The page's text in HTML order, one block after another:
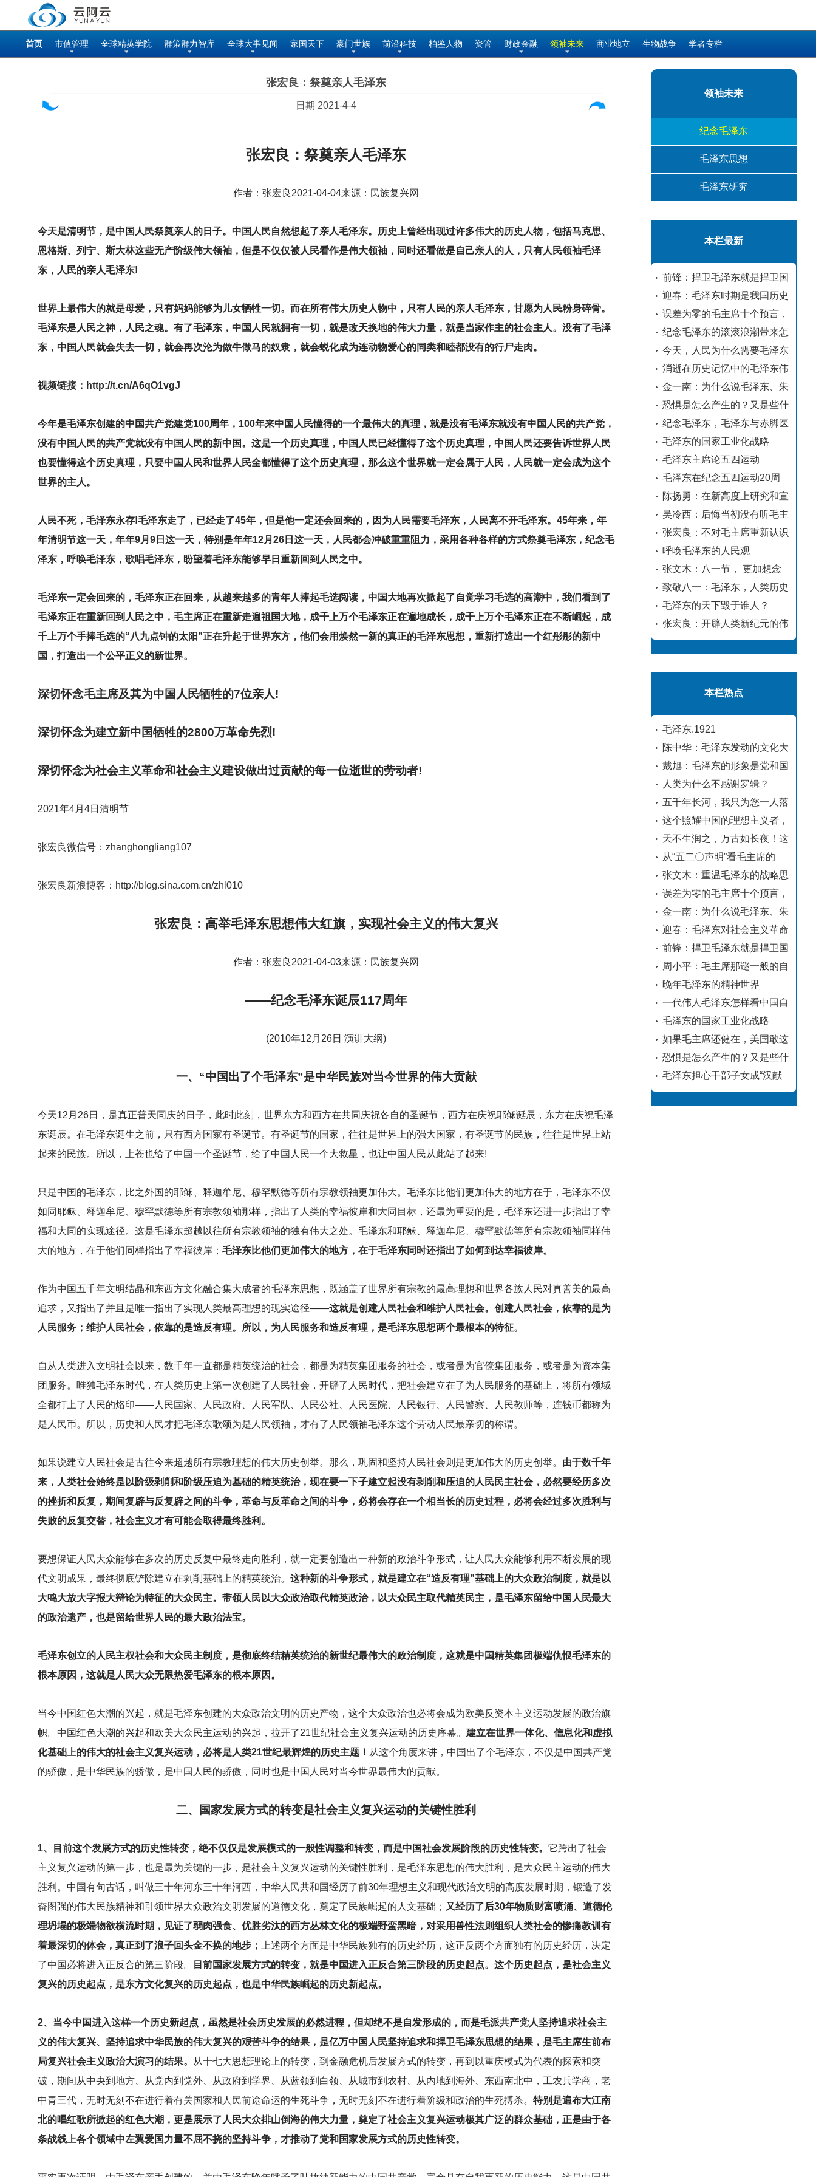
首页 市值管理 全球精英学院 群策群力智库 全球大事见闻 家国天下 豪门世族 前沿科技 柏鉴人物 资管 财政金融 领袖未来 商业地立 生物战争 学者专栏
张宏良：祭奠亲人毛泽东
日期 2021-4-4
张宏良：祭奠亲人毛泽东
作者：张宏良2021-04-04来源：民族复兴网
今天是清明节，是中国人民祭奠亲人的日子。中国人民自然想起了亲人毛泽东。历史上曾经出现过许多伟大的历史人物，包括马克思、
恩格斯、列宁、斯大林这些无产阶级伟大领袖，但是不仅仅被人民看作是伟大领袖，同时还看做是自己亲人的人，只有人民领袖毛泽
东，人民的亲人毛泽东!
世界上最伟大的就是母爱，只有妈妈能够为儿女牺牲一切。而在所有伟大历史人物中，只有人民的亲人毛泽东，甘愿为人民粉身碎骨。
毛泽东是人民之神，人民之魂。有了毛泽东，中国人民就拥有一切，就是改天换地的伟大力量，就是当家作主的社会主人。没有了毛泽
东，中国人民就会失去一切，就会再次沦为做牛做马的奴隶，就会蜕化成为连动物爱心的同类和睦都没有的行尸走肉。
视频链接：http://t.cn/A6qO1vgJ
今年是毛泽东创建的中国共产党建党100周年，100年来中国人民懂得的一个最伟大的真理，就是没有毛泽东就没有中国人民的共产党，
没有中国人民的共产党就没有中国人民的新中国。这是一个历史真理，中国人民已经懂得了这个历史真理，中国人民还要告诉世界人民
也要懂得这个历史真理，只要中国人民和世界人民全都懂得了这个历史真理，那么这个世界就一定会属于人民，人民就一定会成为这个
世界的主人。
人民不死，毛泽东永存!毛泽东走了，已经走了45年，但是他一定还会回来的，因为人民需要毛泽东，人民离不开毛泽东。45年来，年
年清明节这一天，年年9月9日这一天，特别是年年12月26日这一天，人民都会冲破重重阻力，采用各种各样的方式祭奠毛泽东，纪念毛
泽东，呼唤毛泽东，歌唱毛泽东，盼望着毛泽东能够早日重新回到人民之中。
毛泽东一定会回来的，毛泽东正在回来，从越来越多的青年人捧起毛选阅读，中国大地再次掀起了自觉学习毛选的高潮中，我们看到了
毛泽东正在重新回到人民之中，毛主席正在重新走遍祖国大地，成千上万个毛泽东正在遍地成长，成千上万个毛泽东正在不断崛起，成
千上万个手捧毛选的“八九点钟的太阳”正在升起于世界东方，他们会用焕然一新的真正的毛泽东思想，重新打造出一个红彤彤的新中
国，打造出一个公平正义的新世界。
深切怀念毛主席及其为中国人民牺牲的7位亲人!
深切怀念为建立新中国牺牲的2800万革命先烈!
深切怀念为社会主义革命和社会主义建设做出过贡献的每一位逝世的劳动者!
2021年4月4日清明节
张宏良微信号：zhanghongliang107
张宏良新浪博客： http://blog.sina.com.cn/zhl010
张宏良：高举毛泽东思想伟大红旗，实现社会主义的伟大复兴
作者：张宏良2021-04-03来源：民族复兴网
——纪念毛泽东诞辰117周年
(2010年12月26日 演讲大纲)
一、“中国出了个毛泽东”是中华民族对当今世界的伟大贡献
今天12月26日，是真正普天同庆的日子，此时此刻，世界东方和西方在共同庆祝各自的圣诞节，西方在庆祝耶稣诞辰，东方在庆祝毛泽
东诞辰。在毛泽东诞生之前，只有西方国家有圣诞节。有圣诞节的国家，往往是世界上的强大国家，有圣诞节的民族，往往是世界上站
起来的民族。所以，上苍也给了中国一个圣诞节，给了中国人民一个大救星，也让中国人民从此站了起来!
只是中国的毛泽东，比之外国的耶稣、释迦牟尼、穆罕默德等所有宗教领袖更加伟大。毛泽东比他们更加伟大的地方在于，毛泽东不仅
如同耶稣、释迦牟尼、穆罕默德等所有宗教领袖那样，指出了人类的幸福彼岸和大同目标，还最为重要的是，毛泽东还进一步指出了幸
福和大同的实现途径。这是毛泽东超越以往所有宗教领袖的独有伟大之处。毛泽东和耶稣、释迦牟尼、穆罕默德等所有宗教领袖同样伟
大的地方，在于他们同样指出了幸福彼岸； 毛泽东比他们更加伟大的地方，在于毛泽东同时还指出了如何到达幸福彼岸。
作为中国五千年文明结晶和东西方文化融合集大成者的毛泽东思想，既涵盖了世界所有宗教的最高理想和世界各族人民对真善美的最高
追求，又指出了并且是唯一指出了实现人类最高理想的现实途径——这就是创建人民社会和维护人民社会。创建人民社会，依靠的是为
人民服务；维护人民社会，依靠的是造反有理。所以，为人民服务和造反有理，是毛泽东思想两个最根本的特征。
自从人类进入文明社会以来，数千年一直都是精英统治的社会，都是为精英集团服务的社会，或者是为官僚集团服务，或者是为资本集
团服务。唯独毛泽东时代，在人类历史上第一次创建了人民社会，开辟了人民时代，把社会建立在了为人民服务的基础上，将所有领域
全都打上了人民的烙印——人民国家、人民政府、人民军队、人民公社、人民医院、人民银行、人民警察、人民教师等，连钱币都称为
是人民币。所以，历史和人民才把毛泽东歌颂为是人民领袖，才有了人民领袖毛泽东这个劳动人民最亲切的称谓。
如果说建立人民社会是古往今来超越所有宗教理想的伟大历史创举。那么，巩固和坚持人民社会则是更加伟大的历史创举。 由于数千年
来，人类社会始终是以阶级剥削和阶级压迫为基础的精英统治，现在要一下子建立起没有剥削和压迫的人民民主社会，必然要经历多次
的挫折和反复，期间复辟与反复辟之间的斗争，革命与反革命之间的斗争，必将会存在一个相当长的历史过程，必将会经过多次胜利与
失败的反复交替，社会主义才有可能会取得最终胜利。
要想保证人民大众能够在多次的历史反复中最终走向胜利，就一定要创造出一种新的政治斗争形式，让人民大众能够利用不断发展的现
代文明成果，最终彻底铲除建立在剥削基础上的精英统治。 这种新的斗争形式，就是建立在“造反有理”基础上的大众政治制度，就是以
大鸣大放大字报大辩论为特征的大众民主。带领人民以大众政治取代精英政治，以大众民主取代精英民主，是毛泽东留给中国人民最大
的政治遗产，也是留给世界人民的最大政治法宝。
毛泽东创立的人民主权社会和大众民主制度，是彻底终结精英统治的新世纪最伟大的政治制度，这就是中国精英集团极端仇恨毛泽东的
根本原因，这就是人民大众无限热爱毛泽东的根本原因。
当今中国红色大潮的兴起，就是毛泽东创建的大众政治文明的历史产物，这个大众政治也必将会成为欧美反资本主义运动发展的政治旗
帜。中国红色大潮的兴起和欧美大众民主运动的兴起，拉开了21世纪社会主义复兴运动的历史序幕。 建立在世界一体化、信息化和虚拟
化基础上的伟大的社会主义复兴运动，必将是人类21世纪最辉煌的历史主题！ 从这个角度来讲，中国出了个毛泽东，不仅是中国共产党
的骄傲，是中华民族的骄傲，是中国人民的骄傲，同时也是中国人民对当今世界最伟大的贡献。
二、国家发展方式的转变是社会主义复兴运动的关键性胜利
1、目前这个发展方式的历史性转变，绝不仅仅是发展模式的一般性调整和转变，而是中国社会发展阶段的历史性转变。 它跨出了社会
主义复兴运动的第一步，也是最为关键的一步，是社会主义复兴运动的关键性胜利，是毛泽东思想的伟大胜利，是大众民主运动的伟大
胜利。中国有句古话，叫做三十年河东三十年河西，中华人民共和国经历了前30年理想主义和现代政治文明的高度发展时期，锻造了发
奋图强的伟大民族精神和引领世界大众政治文明发展的道德文化，奠定了民族崛起的人文基础； 又经历了后30年物质财富喷涌、道德伦
理坍塌的极端物欲横流时期，见证了弱肉强食、优胜劣汰的西方丛林文化的极端野蛮黑暗，对采用兽性法则组织人类社会的惨痛教训有
着最深切的体会，真正到了浪子回头金不换的地步；
上述两个方面是中华民族独有的历史经历，这正反两个方面独有的历史经历，决定
了中国必将进入正反合的第三阶段。
目前国家发展方式的转变，就是中国进入正反合第三阶段的历史起点。这个历史起点，是社会主义
复兴的历史起点，是东方文化复兴的历史起点，也是中华民族崛起的历史新起点。
2、当今中国进入这样一个历史新起点，虽然是社会历史发展的必然进程，但却绝不是自发形成的，而是毛派共产党人坚持追求社会主
义的伟大复兴、坚持追求中华民族的伟大复兴的艰苦斗争的结果，是亿万中国人民坚持追求和捍卫毛泽东思想的结果，是毛主席生前布
局复兴社会主义政治大演习的结果。
从十七大思想理论上的转变，到金融危机后发展方式的转变，再到以重庆模式为代表的探索和突
破，期间从中央到地方、从党内到党外、从政府到学界、从蓝领到白领、从城市到农村、从内地到海外、东西南北中，工农兵学商，老
中青三代，无时无刻不在进行着有关国家和人民前途命运的生死斗争，无时无刻不在进行着阶级和政治的生死搏杀。 特别是遍布大江南
北的唱红歌所掀起的红色大潮，更是展示了人民大众排山倒海的伟大力量，奠定了社会主义复兴运动极其广泛的群众基础，正是由于各
条战线上各个领域中左翼爱国力量不屈不挠的坚持斗争，才推动了党和国家发展方式的历史性转变。
领袖未来
纪念毛泽东
毛泽东思想
毛泽东研究
本栏最新
前锋：捍卫毛泽东就是捍卫国
迎春：毛泽东时期是我国历史
误差为零的毛主席十个预言，
纪念毛泽东的滚滚浪潮带来怎
今天，人民为什么需要毛泽东
消逝在历史记忆中的毛泽东伟
金一南：为什么说毛泽东、朱
恐惧是怎么产生的？又是些什
纪念毛泽东，毛泽东与赤脚医
毛泽东的国家工业化战略
毛泽东主席论五四运动
毛泽东在纪念五四运动20周
陈扬勇：在新高度上研究和宣
吴冷西：后悔当初没有听毛主
张宏良：不对毛主席重新认识
呼唤毛泽东的人民观
张文木：八一节， 更加想念
致敬八一：毛泽东，人类历史
毛泽东的天下毁于谁人？
张宏良：开辟人类新纪元的伟
本栏热点
毛泽东.1921
陈中华：毛泽东发动的文化大
戴旭：毛泽东的形象是党和国
人类为什么不感谢罗辑？
五千年长河，我只为您一人落
这个照耀中国的理想主义者，
天不生润之，万古如长夜！这
从“五二〇声明”看毛主席的
张文木：重温毛泽东的战略思
误差为零的毛主席十个预言，
金一南：为什么说毛泽东、朱
迎春：毛泽东对社会主义革命
前锋：捍卫毛泽东就是捍卫国
周小平：毛主席那谜一般的自
晚年毛泽东的精神世界
一代伟人毛泽东怎样看中国自
毛泽东的国家工业化战略
如果毛主席还健在，美国敢这
恐惧是怎么产生的？又是些什
毛泽东担心干部子女成“汉献